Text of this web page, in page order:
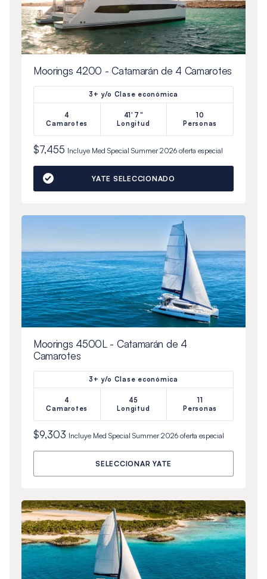
Moorings 4200 - Catamarán de 4 Camarotes
3+ y/o Clase económica
4
Camarotes
41'7"
Longitud
10
Personas
$7,455 Incluye Med Special Summer 2026oferta especial
YATE SELECCIONADO
Moorings 4500L - Catamarán de 4
Camarotes
3+ y/o Clase económica
4
Camarotes
45
Longitud
11
Personas
$9,303 Incluye Med Special Summer 2026oferta especial
SELECCIONAR YATE